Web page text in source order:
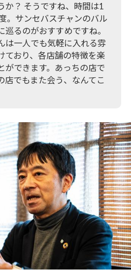
か？ そうですね、時間は1
。サンセバスチャンのバル
巡るのがおすすめですね。
は一人でも気軽に入れる雰
ており、各店舗の特徴を楽
ができます。あっちの店で
店でもまた会う、なんてこ